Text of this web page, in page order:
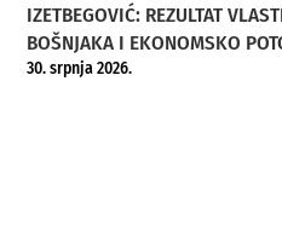
IZETBEGOVIĆ: REZULTAT
BOŠNJAKA I EKONOMSKO
30. srpnja 2026.